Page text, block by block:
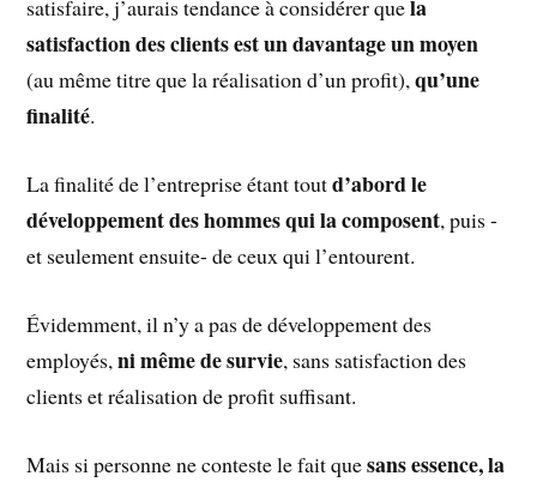
satisfaire, j’aurais tendance à considérer quela
satisfaction des clients est un davantage un moyen
(au même titre que la réalisation d’un profit),qu’une
finalité.
La finalité de l’entreprise étant toutd’abord le
développement des hommes qui la composent, puis -
et seulement ensuite- de ceux qui l’entourent.
Évidemment, il n’y a pas de développement des
employés,ni même de survie, sans satisfaction des
clients et réalisation de profit suffisant.
Mais si personne ne conteste le fait quesans essence, la